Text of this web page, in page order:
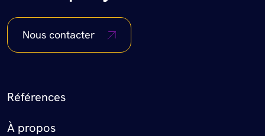
Nous contacter
Références
À propos